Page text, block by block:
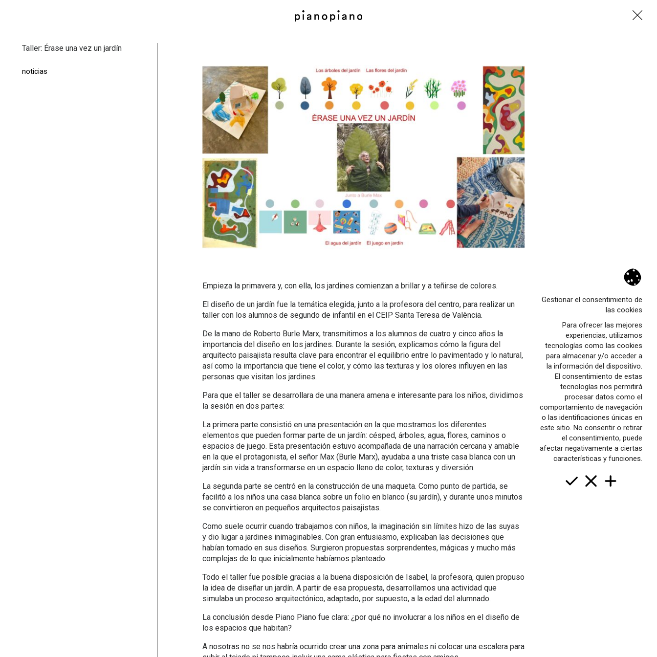
Gestionar el consentimiento de
las cookies
Para ofrecer las mejores
experiencias, utilizamos
tecnologías como las cookies
para almacenar y/o acceder a
la información del dispositivo.
El consentimiento de estas
tecnologías nos permitirá
procesar datos como el
comportamiento de navegación
o las identificaciones únicas en
este sitio. No consentir o retirar
el consentimiento, puede
afectar negativamente a ciertas
características y funciones.
relatos
Proyectos
Rehabilitación
Interiores
Arquitectas
Servicios
Recorrido
val cast
Taller: Érase una vez un jardín
noticias
Empieza la primavera y, con ella, los jardines comienzan a brillar y a teñirse de colores.
El diseño de un jardín fue la temática elegida, junto a la profesora del centro, para realizar un
taller con los alumnos de segundo de infantil en el CEIP Santa Teresa de València.
De la mano de Roberto Burle Marx, transmitimos a los alumnos de cuatro y cinco años la
importancia del diseño en los jardines. Durante la sesión, explicamos cómo la figura del
arquitecto paisajista resulta clave para encontrar el equilibrio entre lo pavimentado y lo natural,
así como la importancia que tiene el color, y cómo las texturas y los olores influyen en las
personas que visitan los jardines.
Para que el taller se desarrollara de una manera amena e interesante para los niños, dividimos
la sesión en dos partes:
La primera parte consistió en una presentación en la que mostramos los diferentes
elementos que pueden formar parte de un jardín: césped, árboles, agua, flores, caminos o
espacios de juego. Esta presentación estuvo acompañada de una narración cercana y amable
en la que el protagonista, el señor Max (Burle Marx), ayudaba a una triste casa blanca con un
jardín sin vida a transformarse en un espacio lleno de color, texturas y diversión.
La segunda parte se centró en la construcción de una maqueta. Como punto de partida, se
facilitó a los niños una casa blanca sobre un folio en blanco (su jardín), y durante unos minutos
se convirtieron en pequeños arquitectos paisajistas.
Como suele ocurrir cuando trabajamos con niños, la imaginación sin límites hizo de las suyas
y dio lugar a jardines inimaginables. Con gran entusiasmo, explicaban las decisiones que
habían tomado en sus diseños. Surgieron propuestas sorprendentes, mágicas y mucho más
complejas de lo que inicialmente habíamos planteado.
Todo el taller fue posible gracias a la buena disposición de Isabel, la profesora, quien propuso
la idea de diseñar un jardín. A partir de esa propuesta, desarrollamos una actividad que
simulaba un proceso arquitectónico, adaptado, por supuesto, a la edad del alumnado.
La conclusión desde Piano Piano fue clara: ¿por qué no involucrar a los niños en el diseño de
los espacios que habitan?
A nosotras no se nos habría ocurrido crear una zona para animales ni colocar una escalera para